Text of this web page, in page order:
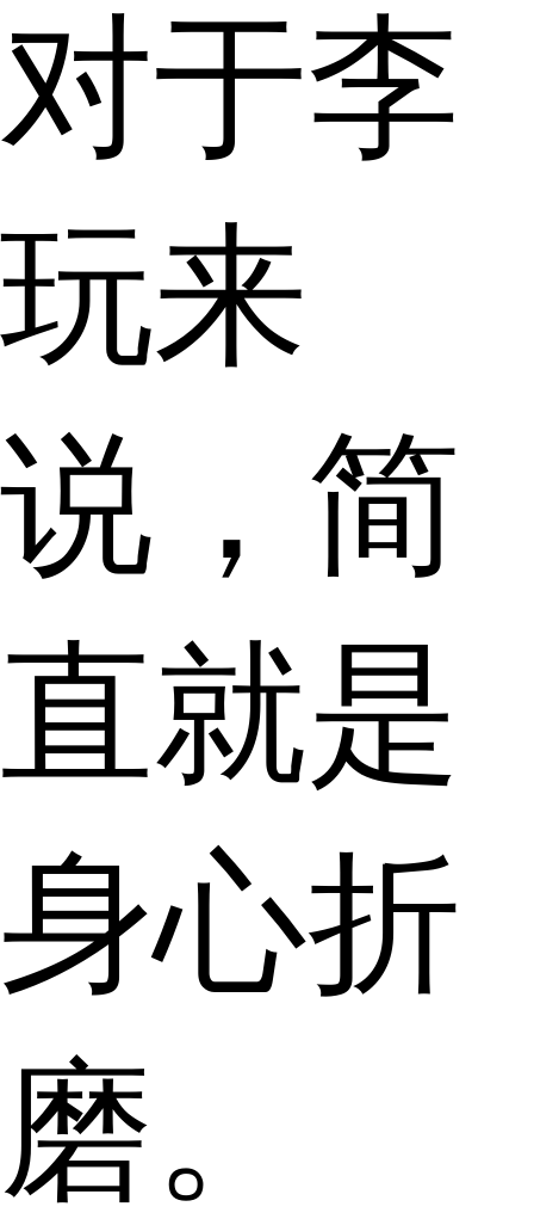
对于李
玩来
说，简
直就是
身心折
磨。